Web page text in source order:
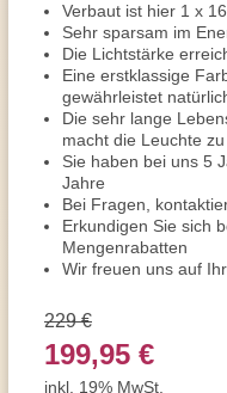
Verbaut ist hier 1 x
Sehr sparsam im
Die Lichtstärke
Eine erstklassige
gewährleistet
Die sehr lange
macht die Leuchte
Sie haben bei uns 5
Jahre
Bei Fragen,
Erkundigen Sie sich
Mengenrabatten
Wir freuen uns auf
229 €
199,95 €
inkl. 19% MwSt.